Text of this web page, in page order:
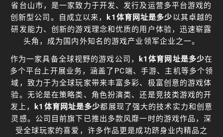
省台山市，是一家致力于开发、发行及运营多平台游戏的
创新型公司。自成立以来，
k1体育网址是多少以其卓越的
研发能力、创新的游戏理念和优质的用户体验，迅速崭露
头角，成为国内外知名的游戏产业领军企业之一。
作为一家具备全球视野的游戏公司，
k1体育网址是多少在
多个平台上开展业务，涵盖了PC端、手游、主机等多个领
域，致力于为全球玩家带来丰富多彩、极富创意的游戏体
验。无论是在策略类、角色扮演类、还是竞技类游戏的开
发上，
k1体育网址是多少都展现了强大的技术实力和创意
灵感。公司目前旗下已推出多款风靡一时的游戏作品，深
受全球玩家的喜爱，许多作品更是成功跻身业内精品之